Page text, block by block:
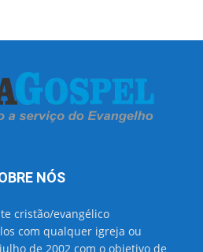
NÓS
cristão/evangélico
com qualquer igreja ou
de 2002 com o objetivo de